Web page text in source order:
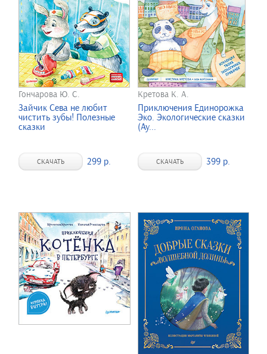
Гончарова Ю. С.
Зайчик Сева не любит
чистить зубы! Полезные
сказки
СКАЧАТЬ 299 р.
Кретова К. А.
Приключения Единорожка
Эко. Экологические сказки
(Ау...
СКАЧАТЬ 399 р.